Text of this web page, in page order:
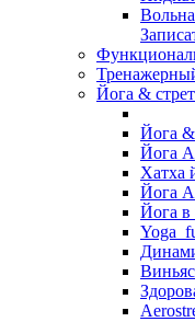
Йога &
Йога &
Йога
Хатха
Йога
Йога в
Yoga